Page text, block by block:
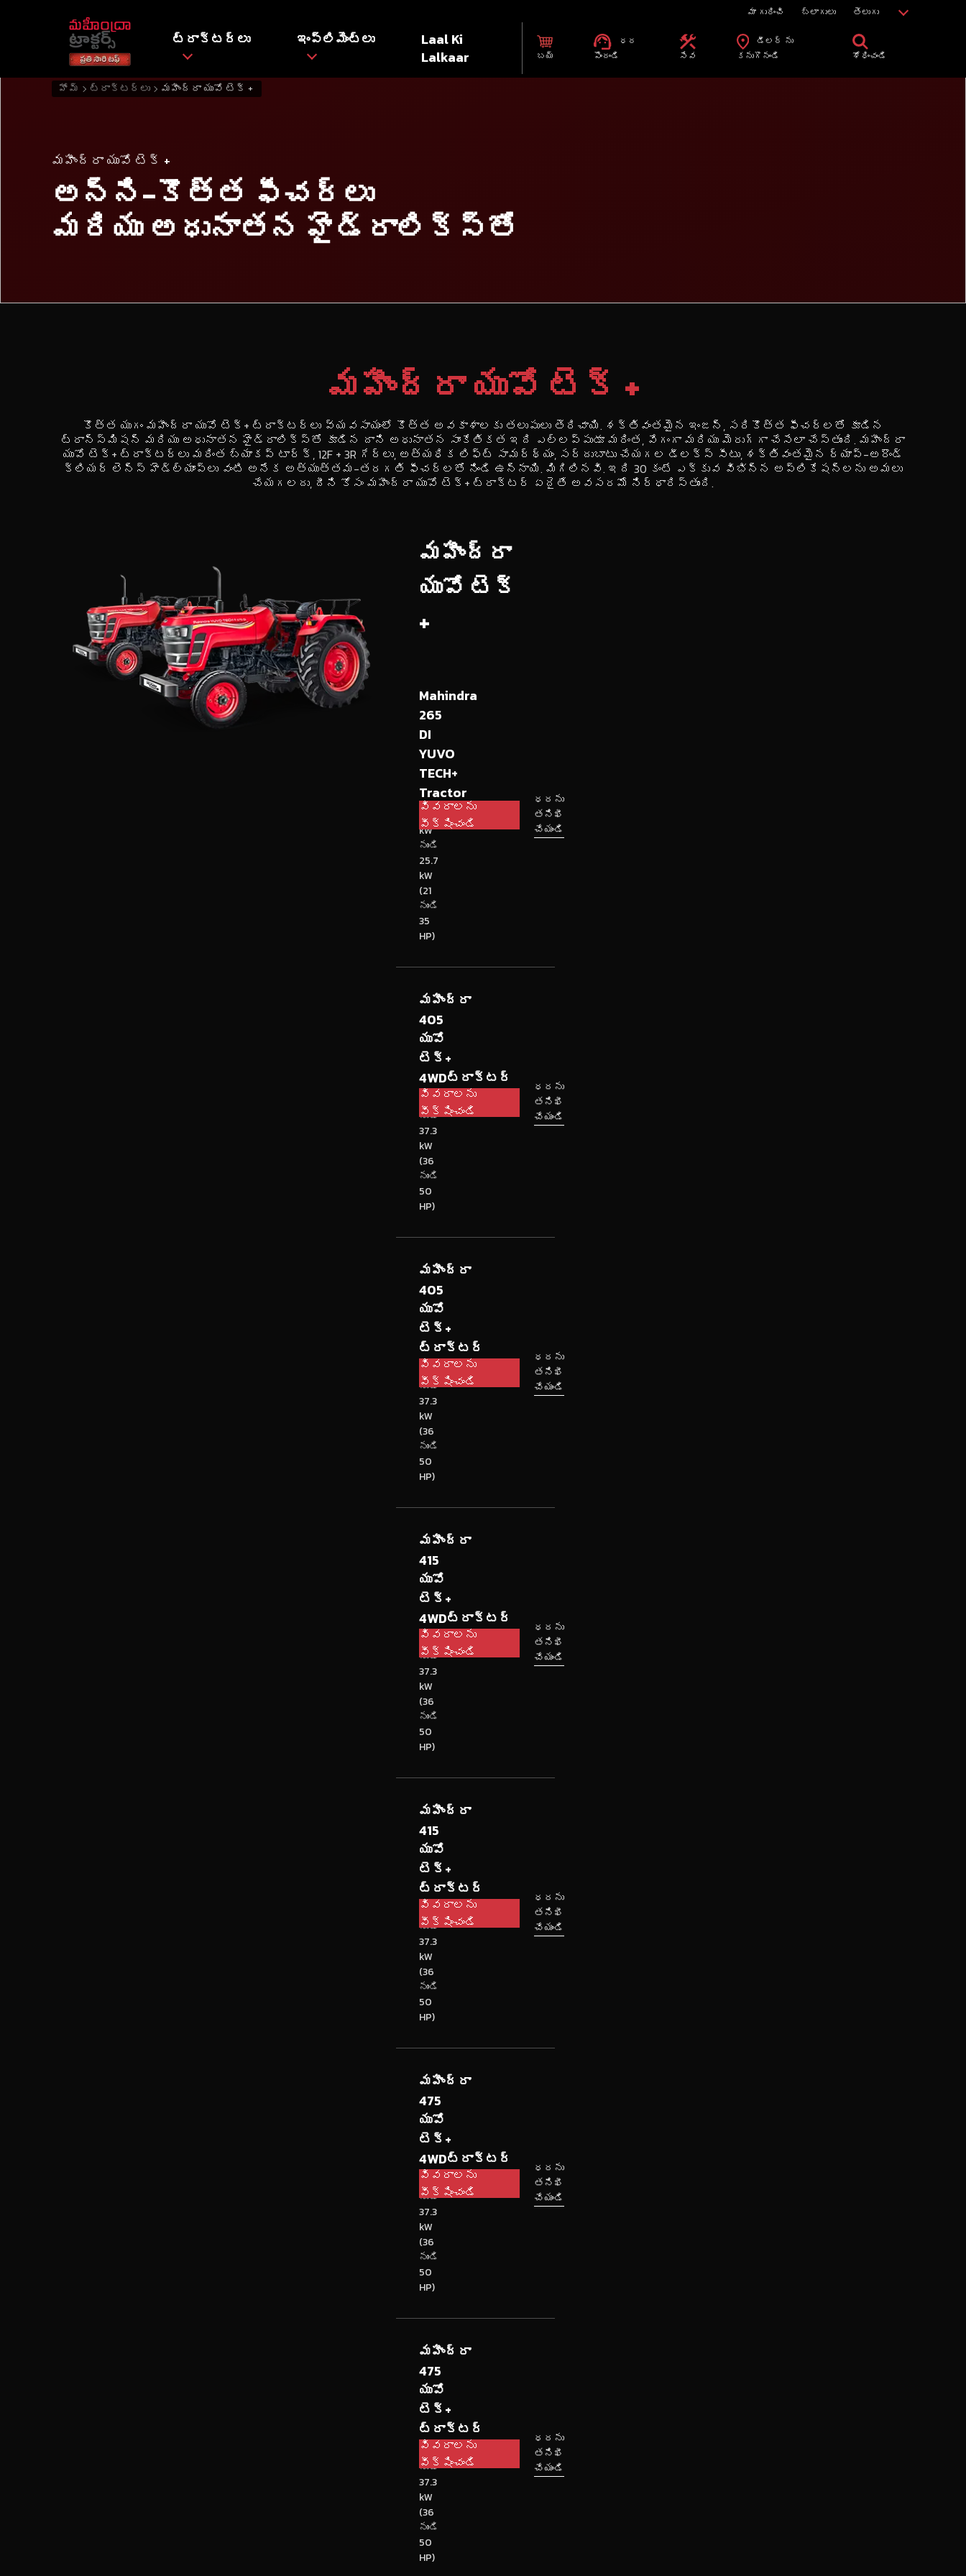
మా గురించి బ్లాగులు తెలుగు
ట్రాక్టర్లు ఇంప్లిమెంట్లు
Laal Ki
Lalkaar
బయ్
ధర
పొందండి
సేవ
డీలర్ ను
కనుగొనండి
శోధించండి
హోమ్ ట్రాక్టర్లు మహీంద్రా యువో టెక్ +
మహీంద్రా యువో టెక్ +
అన్ని-కొత్త ఫీచర్లు
మరియు అధునాతన హైడ్రాలిక్స్‌తో
మహీంద్రా యువో టెక్ +
కొత్త యుగం మహీంద్రా యువో టెక్+ ట్రాక్టర్లు వ్యవసాయంలో కొత్త అవకాశాలకు తలుపులు తెరిచాయి. శక్తివంతమైన ఇంజన్, సరికొత్త ఫీచర్‌లతో కూడిన
ట్రాన్స్‌మిషన్ మరియు అధునాతన హైడ్రాలిక్స్‌తో కూడిన దాని అధునాతన సాంకేతికత ఇది ఎల్లప్పుడూ మరింత, వేగంగా మరియు మెరుగ్గా చేసేలా చేస్తుంది. మహీంద్రా
యువో టెక్+ ట్రాక్టర్లు మరింత బ్యాకప్ టార్క్, 12F + 3R గేర్లు, అత్యధిక లిఫ్ట్ సామర్థ్యం, ​​సర్దుబాటు చేయగల డీలక్స్ సీటు, శక్తివంతమైన ర్యాప్-అరౌండ్
క్లియర్ లెన్స్ హెడ్‌ల్యాంప్‌లు వంటి అనేక అత్యుత్తమ-తరగతి ఫీచర్లతో నిండి ఉన్నాయి. మిగిలినవి. ఇది 30 కంటే ఎక్కువ విభిన్న అప్లికేషన్‌లను అమలు
చేయగలదు, దీని కోసం మహీంద్రా యువో టెక్+ ట్రాక్టర్ ఏదైతే అవసరమో నిర్ధారిస్తుంది.
మహీంద్రా
యువో టెక్
+
Mahindra
265
DI
YUVO
TECH+
Tractor
15.7
kW
నుండి
25.7
kW
(21
నుండి
35
HP)
వివరాలను
వీక్షించండి
ధరను
తనిఖీ
చేయండి
మహీంద్రా
405
యువో
టెక్+
4WDట్రాక్టర్
26.5
నుండి
37.3
kW
(36
నుండి
50
HP)
వివరాలను
వీక్షించండి
ధరను
తనిఖీ
చేయండి
మహీంద్రా
405
యువో
టెక్+
ట్రాక్టర్
26.5
నుండి
37.3
kW
(36
నుండి
50
HP)
వివరాలను
వీక్షించండి
ధరను
తనిఖీ
చేయండి
మహీంద్రా
415
యువో
టెక్+
4WDట్రాక్టర్
26.5
నుండి
37.3
kW
(36
నుండి
50
HP)
వివరాలను
వీక్షించండి
ధరను
తనిఖీ
చేయండి
మహీంద్రా
415
యువో
టెక్+
ట్రాక్టర్
26.5
నుండి
37.3
kW
(36
నుండి
50
HP)
వివరాలను
వీక్షించండి
ధరను
తనిఖీ
చేయండి
మహీంద్రా
475
యువో
టెక్+
4WDట్రాక్టర్
26.5
నుండి
37.3
kW
(36
నుండి
50
HP)
వివరాలను
వీక్షించండి
ధరను
తనిఖీ
చేయండి
మహీంద్రా
475
యువో
టెక్+
ట్రాక్టర్
26.5
నుండి
37.3
kW
(36
నుండి
50
HP)
వివరాలను
వీక్షించండి
ధరను
తనిఖీ
చేయండి